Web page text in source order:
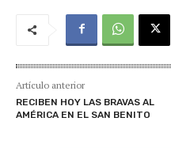
Artículo anterior
RECIBEN HOY LAS BRAVAS AL
AMÉRICA EN EL SAN BENITO